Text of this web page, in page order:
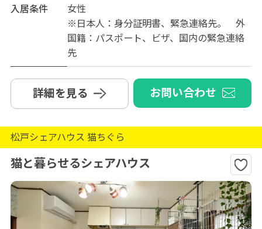
入居条件
女性
※日本人：身分証明書、緊急連絡先。 外
国籍：パスポート、ビザ、国内の緊急連絡
先
詳細を見る お問い合わせ
松戸シェアハウス 猫ちぐら
猫と暮らせるシェアハウス